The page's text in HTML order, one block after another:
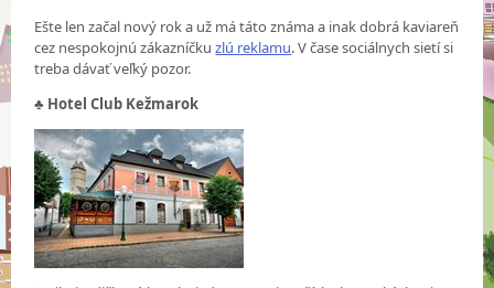
Ešte len začal nový rok a už má táto známa a inak dobrá kaviareň
cez nespokojnú zákazníčkuzlú reklamu. V čase sociálnych sietí si
treba dávať veľký pozor.
♣ Hotel Club Kežmarok